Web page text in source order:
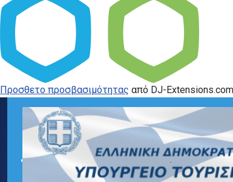
Προσθετο προσβασιμότητας από DJ-Extensions.com